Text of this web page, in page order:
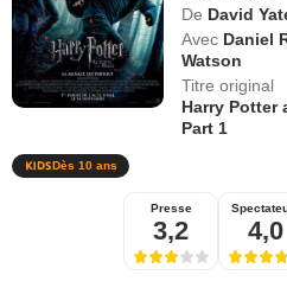
De David
Avec Daniel
Watson
Titre original
Harry Potter
Part 1
Dès 10 ans
Presse
3,2 4,0